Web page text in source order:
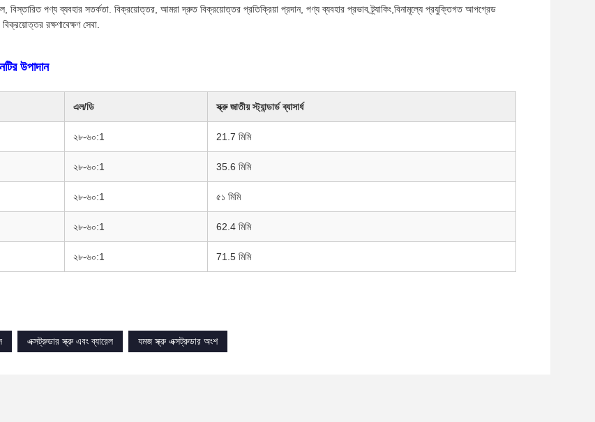
বিস্তারিত পণ্য ব্যবহার সতর্কতা. বিক্রয়োত্তর, আমরা দ্রুত বিক্রয়োত্তর প্রতিক্রিয়া প্রদান, পণ্য ব্যবহার প্রভাব ট্র্যাকিং,বিনামূল্যে প্রযুক্তিগত আপগ্রেড
বিক্রয়োত্তর রক্ষণাবেক্ষণ সেবা.
উপাদান
এল/ডি স্ক্রু জাতীয় স্ট্যান্ডার্ড ব্যাসার্ধ
২৮-৬০:1 21.7 মিমি
২৮-৬০:1 35.6 মিমি
২৮-৬০:1 ৫১ মিমি
২৮-৬০:1 62.4 মিমি
২৮-৬০:1 71.5 মিমি
এক্সট্রুডার স্ক্রু এবং ব্যারেল যমজ স্ক্রু এক্সট্রুডার অংশ